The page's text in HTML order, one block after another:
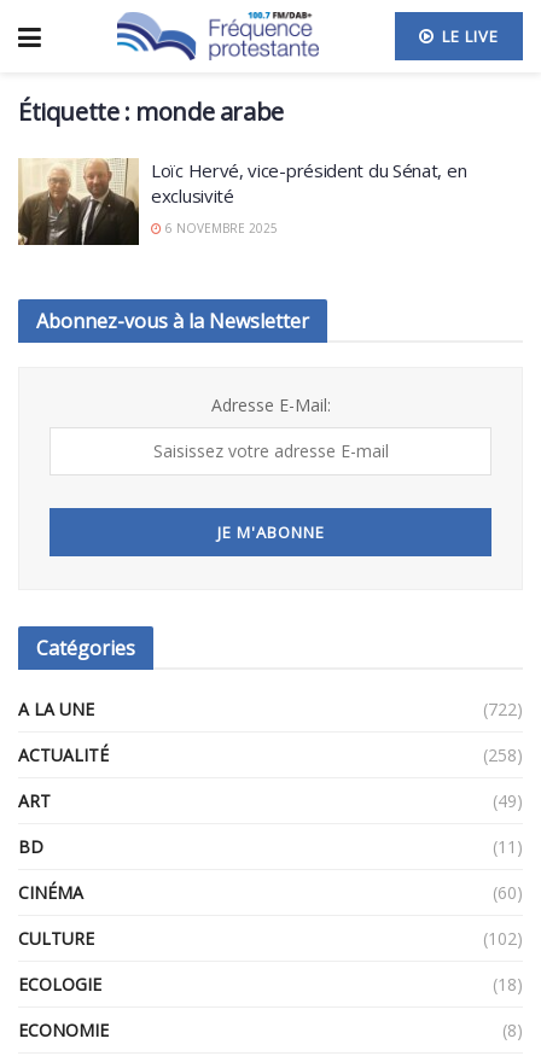
LE LIVE
Étiquette : monde arabe
Loïc Hervé, vice-président du Sénat, en
exclusivité
6 NOVEMBRE 2025
Abonnez-vous à la Newsletter
Adresse E-Mail:
Catégories
A LA UNE
(722)
ACTUALITÉ
(258)
ART
(49)
BD
(11)
CINÉMA
(60)
CULTURE
(102)
ECOLOGIE
(18)
ECONOMIE
(8)